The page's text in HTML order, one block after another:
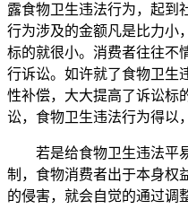
露食物卫生违法行为，起到
行为涉及的金额凡是比力小
标的就很小。消费者往往不
行诉讼。如许就了食物卫生
性补偿，大大提高了诉讼标
讼，食物卫生违法行为得以
若是给食物卫生违法平易
制，食物消费者出于本身权
的侵害，就会自觉的通过调